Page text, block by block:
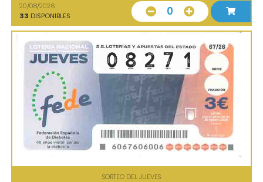
20/08/2026
33 DISPONIBLES 0
SORTEO DEL JUEVES